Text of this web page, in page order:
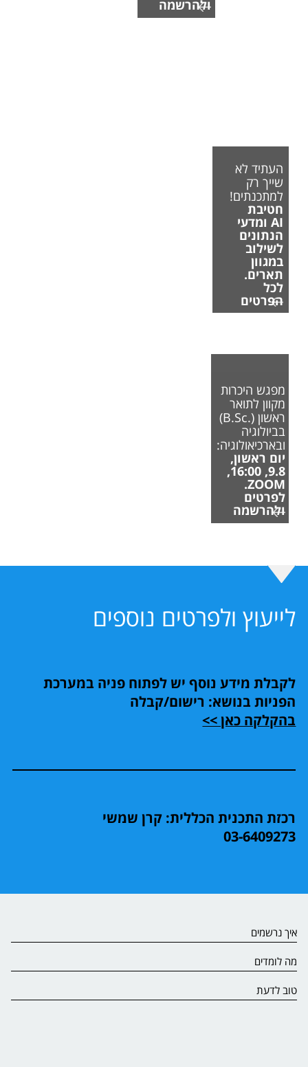
ולהרשמה
העתיד לא
שייך רק
למתכנתים!
חטיבת
AI ומדעי
הנתונים
לשילוב
במגוון
תארים.
לכל
הפרטים
מפגש היכרות
מקוון לתואר
ראשון (.B.Sc)
בביולוגיה
ובארכיאולוגיה:
יום ראשון,
9.8, 16:00,
ZOOM.
לפרטים
ולהרשמה
לייעוץ ולפרטים נוספים
לקבלת מידע נוסף יש לפתוח פניה במערכת
הפניות בנושא: רישום/קבלה
בהקלקה כאן >>
רכזת התכנית הכללית: קרן שמשי
03-6409273
איך נרשמים
מה לומדים
טוב לדעת